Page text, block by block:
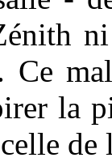
Ce
la
celle